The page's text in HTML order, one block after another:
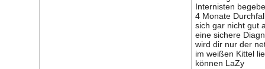
Internisten
4 Monate
sich gar nicht gut
eine sichere
wird dir nur der
im weißen Kittel
können LaZy